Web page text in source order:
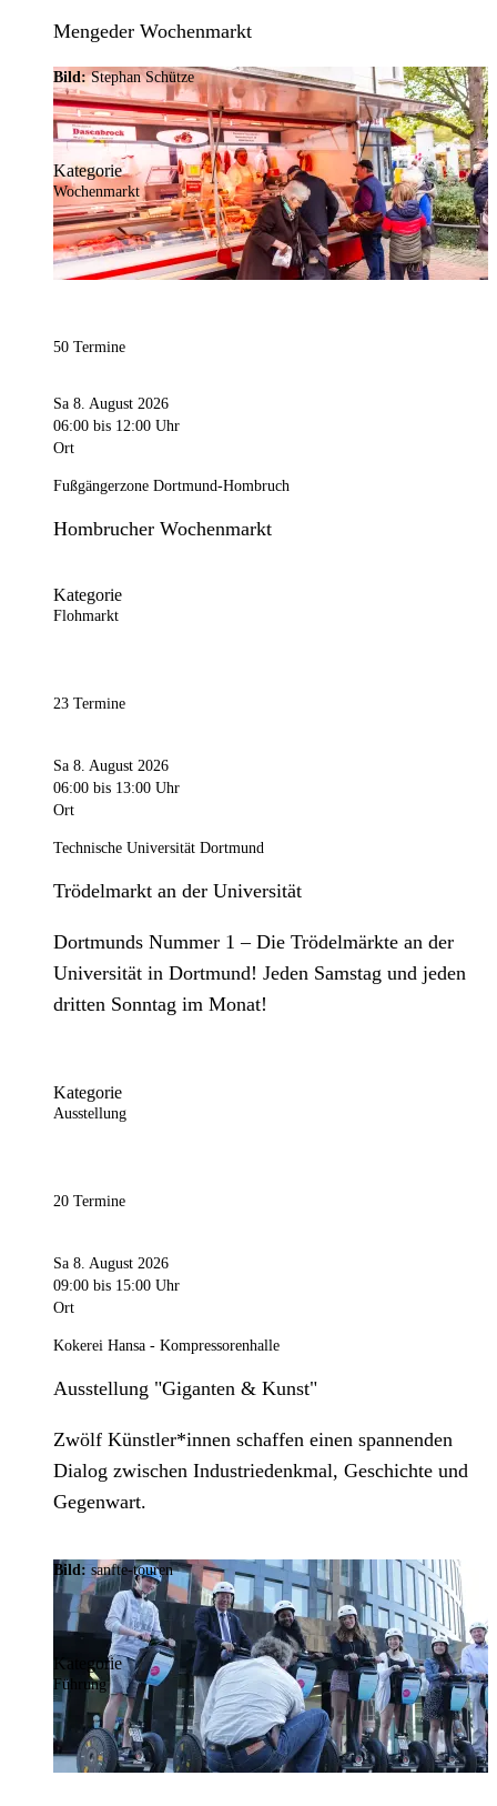
Mengeder Wochenmarkt
Bild:Stephan Schütze
Kategorie
Wochenmarkt
50 Termine
Sa 8. August 2026
06:00 bis 12:00 Uhr
Ort
Fußgängerzone Dortmund-Hombruch
Hombrucher Wochenmarkt
Kategorie
Flohmarkt
23 Termine
Sa 8. August 2026
06:00 bis 13:00 Uhr
Ort
Technische Universität Dortmund
Trödelmarkt an der Universität
Dortmunds Nummer 1 – Die Trödelmärkte an der
Universität in Dortmund! Jeden Samstag und jeden
dritten Sonntag im Monat!
Kategorie
Ausstellung
20 Termine
Sa 8. August 2026
09:00 bis 15:00 Uhr
Ort
Kokerei Hansa - Kompressorenhalle
Ausstellung "Giganten & Kunst"
Zwölf Künstler*innen schaffen einen spannenden
Dialog zwischen Industriedenkmal, Geschichte und
Gegenwart.
Bild: sanfte-touren
Kategorie
Führung